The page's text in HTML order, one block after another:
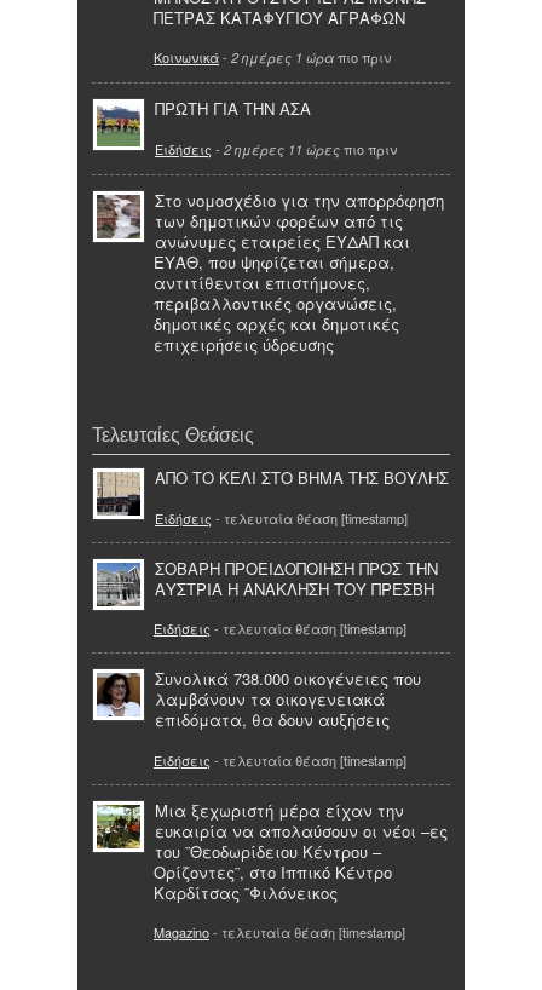
ΠΕΤΡΑΣ ΚΑΤΑΦΥΓΙΟΥ ΑΓΡΑΦΩΝ
Κοινωνικά- 2 ημέρες 1 ώρα πιο πριν
ΠΡΩΤΗ ΓΙΑ ΤΗΝ ΑΣΑ
Ειδήσεις - 2 ημέρες 11 ώρες πιο πριν
Στο νομοσχέδιο για την απορρόφηση
των δημοτικών φορέων από τις
ανώνυμες εταιρείες ΕΥΔΑΠ και
ΕΥΑΘ, που ψηφίζεται σήμερα,
αντιτίθενται επιστήμονες,
περιβαλλοντικές οργανώσεις,
δημοτικές αρχές και δημοτικές
επιχειρήσεις ύδρευσης
Τελευταίες Θεάσεις
ΑΠΟ ΤΟ ΚΕΛΙ ΣΤΟ ΒΗΜΑ ΤΗΣ ΒΟΥΛΗΣ
Ειδήσεις - τελευταία θέαση [timestamp]
ΣΟΒΑΡΗ ΠΡΟΕΙΔΟΠΟΙΗΣΗ ΠΡΟΣ ΤΗΝ
ΑΥΣΤΡΙΑ Η ΑΝΑΚΛΗΣΗ ΤΟΥ ΠΡΕΣΒΗ
Ειδήσεις - τελευταία θέαση [timestamp]
Συνολικά 738.000 οικογένειες που
λαμβάνουν τα οικογενειακά
επιδόματα, θα δουν αυξήσεις
Ειδήσεις - τελευταία θέαση [timestamp]
Μια ξεχωριστή μέρα είχαν την
ευκαιρία να απολαύσουν οι νέοι –ες
του ¨Θεοδωρίδειου Κέντρου –
Ορίζοντες¨, στο Ιππικό Κέντρο
Καρδίτσας ¨Φιλόνεικος
Magazino- τελευταία θέαση [timestamp]